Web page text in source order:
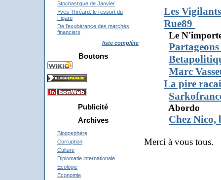
Stochastique de Janvier
Yves Thréard: le ressort du
Figaro
De l'exubérance des marchés
financiers
liste complète
Boutons
Publicité
Archives
Blogosphère
Corruption
Culture
Diplomatie internationale
Ecologie
Economie
Les Vigilants
Rue89
Le
Marc
La pire
Chez
Merci à vous tous.